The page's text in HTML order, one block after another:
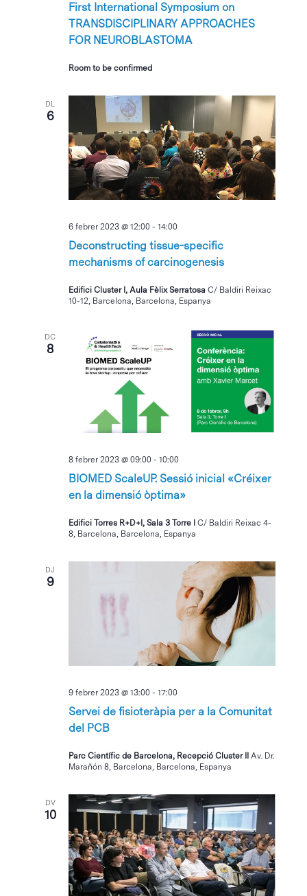
First International Symposium on
TRANSDISCIPLINARY APPROACHES
FOR NEUROBLASTOMA
Room to be confirmed
DL
6
Deconstructing tissue-specific
mechanisms of carcinogenesis
6 febrer 2023 @ 12:00 -14:00
Edifici Cluster I, Aula Fèlix SerratosaC/ Baldiri Reixac
10-12, Barcelona, Barcelona, Espanya
DC
8
BIOMED ScaleUP. Sessió inicial «Créixer
en la dimensió òptima»
8 febrer 2023 @ 09:00 -10:00
Edifici Torres R+D+I, Sala 3 Torre IC/ Baldiri Reixac 4-
8, Barcelona, Barcelona, Espanya
DJ
9
Servei de fisioteràpia per a la Comunitat
del PCB
9 febrer 2023 @ 13:00 -17:00
Parc Científic de Barcelona, Recepció Cluster IIAv. Dr.
Marañón 8, Barcelona, Barcelona, Espanya
DV
10